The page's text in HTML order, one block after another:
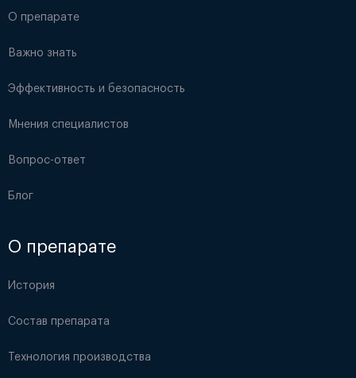
О препарате
Важно знать
Эффективность и безопасность
Мнения специалистов
Вопрос-ответ
Блог
О препарате
История
Состав препарата
Технология производства